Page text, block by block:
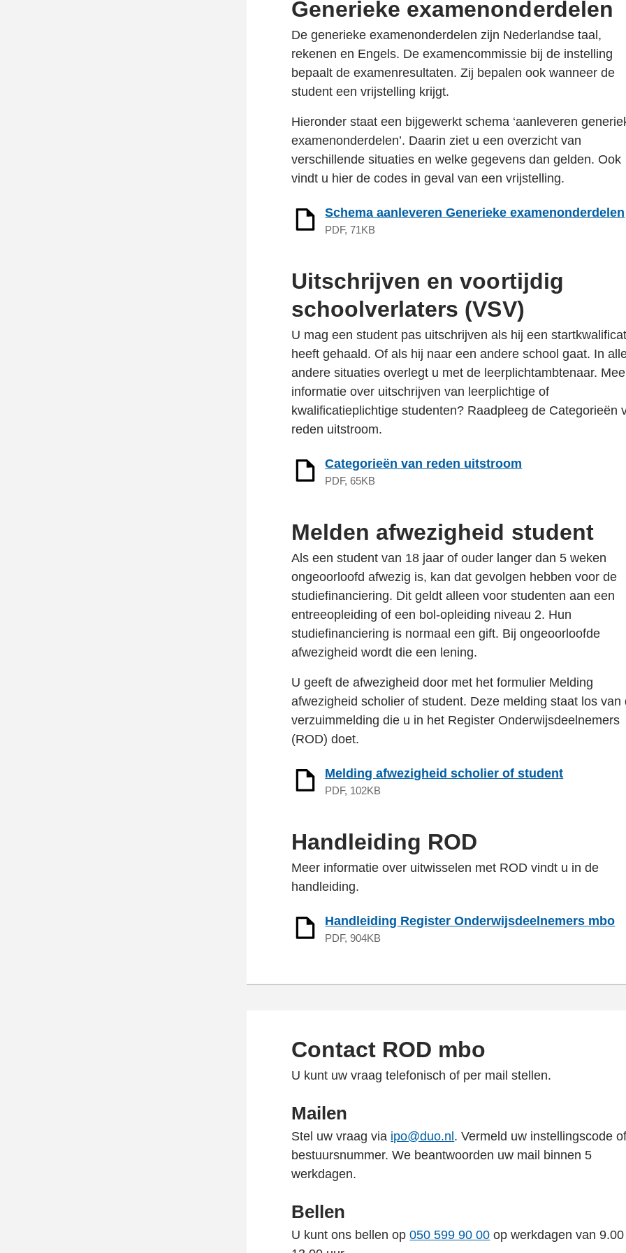
Generieke examenonderdelen
De generieke examenonderdelen zijn Nederlandse taal,
rekenen en Engels. De examencommissie bij de instelling
bepaalt de examenresultaten. Zij bepalen ook wanneer de
student een vrijstelling krijgt.
Hieronder staat een bijgewerkt schema ‘aanleveren
examenonderdelen’. Daarin ziet u een overzicht van
verschillende situaties en welke gegevens dan gelden. Ook
vindt u hier de codes in geval van een vrijstelling.
Schema aanleveren Generieke examenonderdelen
PDF, 71KB
Uitschrijven en voortijdig
schoolverlaters (VSV)
U mag een student pas uitschrijven als hij een
heeft gehaald. Of als hij naar een andere school gaat. In
andere situaties overlegt u met de leerplichtambtenaar.
informatie over uitschrijven van leerplichtige of
kwalificatieplichtige studenten? Raadpleeg de Categorieën
reden uitstroom.
Categorieën van reden uitstroom
PDF, 65KB
Melden afwezigheid student
Als een student van 18 jaar of ouder langer dan 5 weken
ongeoorloofd afwezig is, kan dat gevolgen hebben voor de
studiefinanciering. Dit geldt alleen voor studenten aan een
entreeopleiding of een bol-opleiding niveau 2. Hun
studiefinanciering is normaal een gift. Bij ongeoorloofde
afwezigheid wordt die een lening.
U geeft de afwezigheid door met het formulier Melding
afwezigheid scholier of student. Deze melding staat los van
verzuimmelding die u in het Register Onderwijsdeelnemers
(ROD) doet.
Melding afwezigheid scholier of student
PDF, 102KB
Handleiding ROD
Meer informatie over uitwisselen met ROD vindt u in de
handleiding.
Handleiding Register Onderwijsdeelnemers mbo
PDF, 904KB
Contact ROD mbo
U kunt uw vraag telefonisch of per mail stellen.
Mailen
Stel uw vraag via ipo@duo.nl . Vermeld uw instellingscode
bestuursnummer. We beantwoorden uw mail binnen 5
werkdagen.
Bellen
U kunt ons bellen op050 599 90 00 op werkdagen van